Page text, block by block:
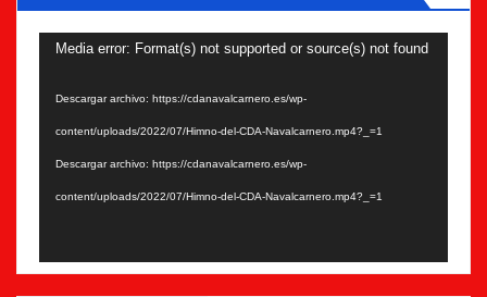
Reproductor
Media error: Format(s) not supported or source(s) not found
Descargar archivo: https://cdanavalcarnero.es/wp-
content/uploads/2022/07/Himno-del-CDA-Navalcarnero.mp4?_=1
Descargar archivo: https://cdanavalcarnero.es/wp-
content/uploads/2022/07/Himno-del-CDA-Navalcarnero.mp4?_=1